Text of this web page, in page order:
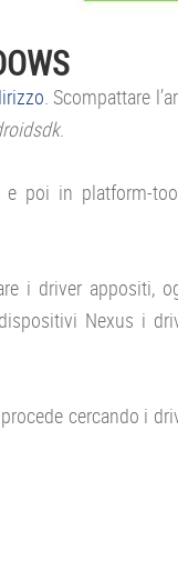
. Scompattare
.
e poi in platform-
i driver appositi,
Nexus i
cercando i